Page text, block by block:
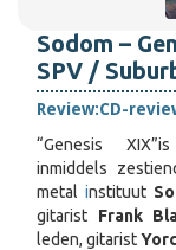
Sodom –
SPV /
Review:CD-
“Genesis XIX”
inmiddels
metal instituut
gitarist Frank
leden, gitarist